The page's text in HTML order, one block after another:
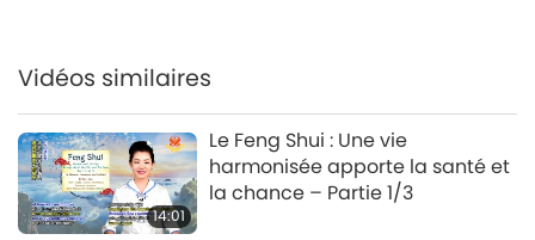
Vidéos similaires
14:01
Le Feng Shui : Une vie
harmonisée apporte la santé et
la chance – Partie 1/3